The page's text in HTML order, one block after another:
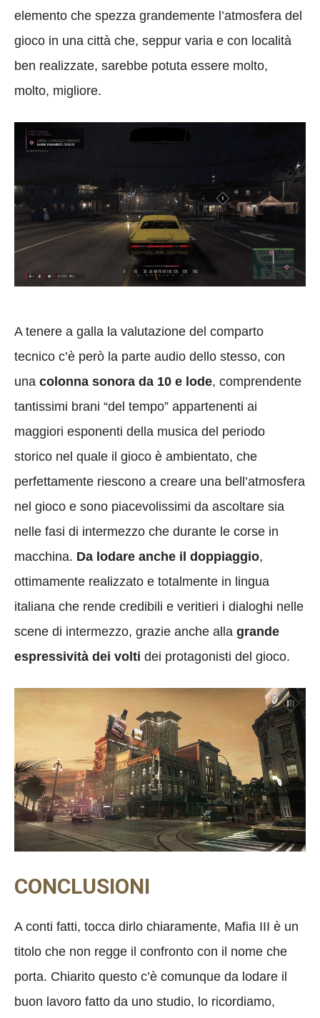
elemento che spezza grandemente l’atmosfera del
gioco in una città che, seppur varia e con località
ben realizzate, sarebbe potuta essere molto,
molto, migliore.
A tenere a galla la valutazione del comparto
tecnico c’è però la parte audio dello stesso, con
una colonna sonora da 10 e lode, comprendente
tantissimi brani “del tempo” appartenenti ai
maggiori esponenti della musica del periodo
storico nel quale il gioco è ambientato, che
perfettamente riescono a creare una bell’atmosfera
nel gioco e sono piacevolissimi da ascoltare sia
nelle fasi di intermezzo che durante le corse in
macchina. Da lodare anche il doppiaggio,
ottimamente realizzato e totalmente in lingua
italiana che rende credibili e veritieri i dialoghi nelle
scene di intermezzo, grazie anche alla grande
espressività dei volti dei protagonisti del gioco.
CONCLUSIONI
A conti fatti, tocca dirlo chiaramente, Mafia III è un
titolo che non regge il confronto con il nome che
porta. Chiarito questo c’è comunque da lodare il
buon lavoro fatto da uno studio, lo ricordiamo,